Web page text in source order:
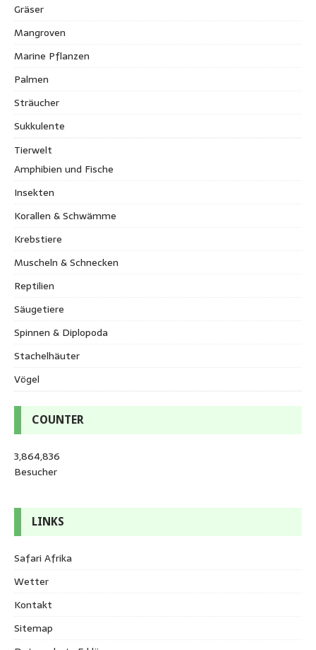
Gräser
Mangroven
Marine Pflanzen
Palmen
Sträucher
Sukkulente
Tierwelt
Amphibien und Fische
Insekten
Korallen & Schwämme
Krebstiere
Muscheln & Schnecken
Reptilien
Säugetiere
Spinnen & Diplopoda
Stachelhäuter
Vögel
COUNTER
3,864,836
Besucher
LINKS
Safari Afrika
Wetter
Kontakt
Sitemap